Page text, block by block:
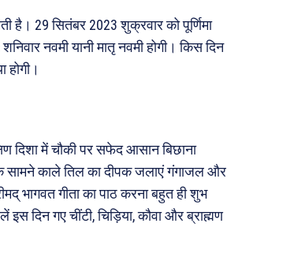
है। 29 सितंबर 2023 शुक्रवार को पूर्णिमा
नवमी यानी मातृ नवमी होगी। किस दिन
दिशा में चौकी पर सफेद आसान बिछाना
सामने काले तिल का दीपक जलाएं गंगाजल और
भागवत गीता का पाठ करना बहुत ही शुभ
दिन गए चींटी, चिड़िया, कौवा और ब्राह्मण